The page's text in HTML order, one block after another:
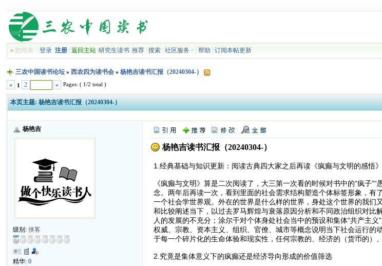
» 您尚未登录 注册 |返回主站 |研究生读书 |推荐 |搜索 |社区服务 |帮助 |订阅本帖更新
三农中国读书论坛 »西农四为读书会»杨艳吉读书汇报（20240304-）
«
1 2 » Pages: ( 1/2 total )
本页主题: 杨艳吉读书汇报（20240304-）
杨艳吉
级别:侠客
精华:0
杨艳吉读书汇报（20240304-）
1.经典基础与知识更新：阅读古典四大家之后再读《疯癫与文明的感悟》
《疯癫与文明》算是二次阅读了，大三第一次看的时候对书中的“疯子
念。两年后再读一次，看到里面的社会需求结构塑造个体标签形象，
一个社会学世界观。外在的世界是什么样的世界，身处这个世界的我
和比较阐述当下，以过去罗马辉煌与衰落原因分析和不同政治组织对
人的发展的不充分；涂尔干对个体身处社会当中的预设和集体“共产主
权威、宗教、资本主义、组织、官僚、城市等概念说明当下社会运行
于每一个碎片化的生命体验和现实性，任何宗教的、经济的（货币的）
2.究竟是集体意义下的疯癫还是经济导向形成的价值筛选